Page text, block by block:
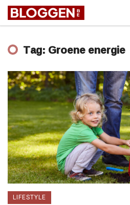
Tag: Groene energie
LIFESTYLE